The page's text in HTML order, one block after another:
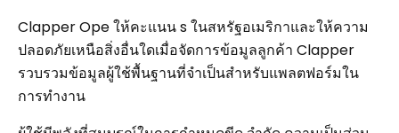
Clapper Ope ให้คะแนน s ในสหรัฐอเมริกาและให้ความ
ปลอดภัยเหนือสิ่งอื่นใดเมื่อจัดการข้อมูลลูกค้า Clapper
รวบรวมข้อมูลผู้ใช้พื้นฐานที่จำเป็นสำหรับแพลตฟอร์มใน
การทำงาน